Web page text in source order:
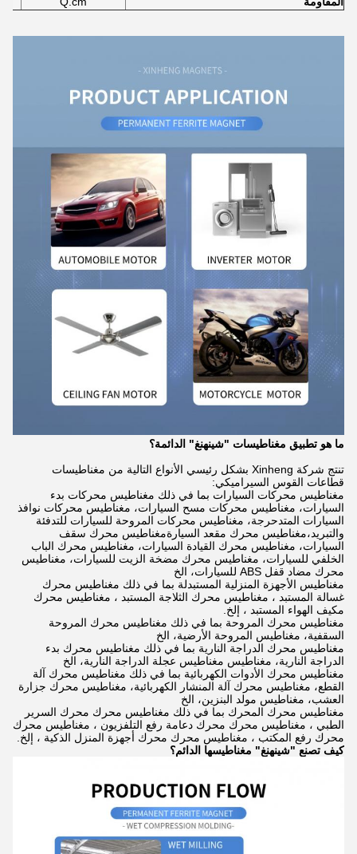
ما هو تطبيق مغناطيسات "شينهنغ" الدائمة؟
تنتج شركة Xinheng بشكل رئيسي الأنواع التالية من مغناطيسات
قطاعات القوس السيراميكي:
مغناطيس محركات السيارات بما في ذلك مغناطيس محركات بدء
السيارات، مغناطيس محركات مسح السيارات، مغناطيس محركات نوافذ
السيارات المتدحرجة، مغناطيس محركات المروحة للسيارات للتدفئة
والتبريد،مغناطيس محرك مقعد السيارةمغناطيس محرك سقف
السيارات، مغناطيس محرك القيادة السيارات، مغناطيس محرك الباب
الخلفي للسيارات، مغناطيس محرك مضخة الزيت للسيارات، مغناطيس
محرك مضاد قفل ABS للسيارات، الخ
مغناطيس الأجهزة المنزلية المستبدلة بما في ذلك مغناطيس محرك
غسالة المستبد ، مغناطيس محرك الثلاجة المستبد ، مغناطيس محرك
مكيف الهواء المستبد ، إلخ.
مغناطيس محرك المروحة بما في ذلك مغناطيس محرك المروحة
السقفية، مغناطيس المروحة الأرضية، الخ
مغناطيس محرك الدراجة النارية بما في ذلك مغناطيس محرك بدء
الدراجة النارية، مغناطيس مغناطيس عجلة الدراجة النارية، الخ
مغناطيس محرك الأدوات الكهربائية بما في ذلك مغناطيس محرك آلة
القطع، مغناطيس محرك آلة المنشار الكهربائية، مغناطيس محرك جزارة
العشب، مغناطيس مولد البنزين، الخ
مغناطيس محرك المحرك بما في ذلك مغناطيس محرك محرك السرير
الطبي ، مغناطيس محرك محرك دعامة رفع التلفزيون ، مغناطيس محرك
محرك رفع المكتب ، مغناطيس محرك محرك أجهزة المنزل الذكية ، إلخ.
كيف تصنع "شينهنغ" مغناطيسها الدائم؟